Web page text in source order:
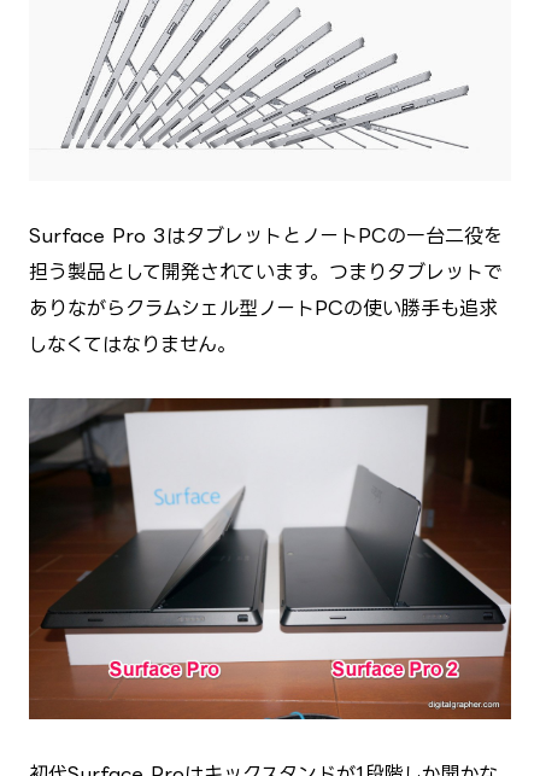
Surface Pro 3はタブレットとノートPCの一台二役を
担う製品として開発されています。つまりタブレットで
ありながらクラムシェル型ノートPCの使い勝手も追求
しなくてはなりません。